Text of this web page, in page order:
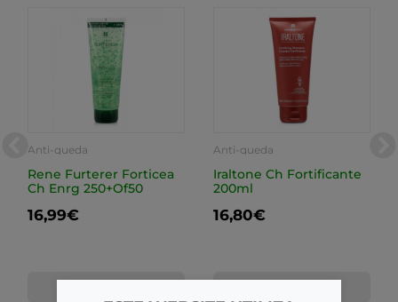
Anti-queda
Rene Furterer Forticea
Ch Enrg 250+Of50
16,99€
Anti-queda
Iraltone Ch Fortificante
200ml
16,80€